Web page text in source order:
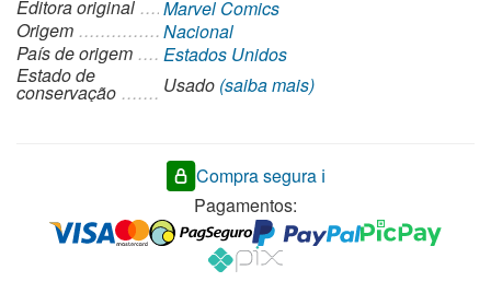
Editora original
Marvel Comics
Origem
Nacional
País de origem
Estados Unidos
Estado de
conservação Usado (saiba mais)
Compra segura ℹ️
Pagamentos: